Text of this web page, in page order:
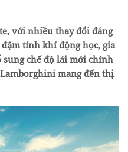
với nhiều thay đổi đáng
tính khí động học, gia
chế độ lái mới chính
mang đến thị